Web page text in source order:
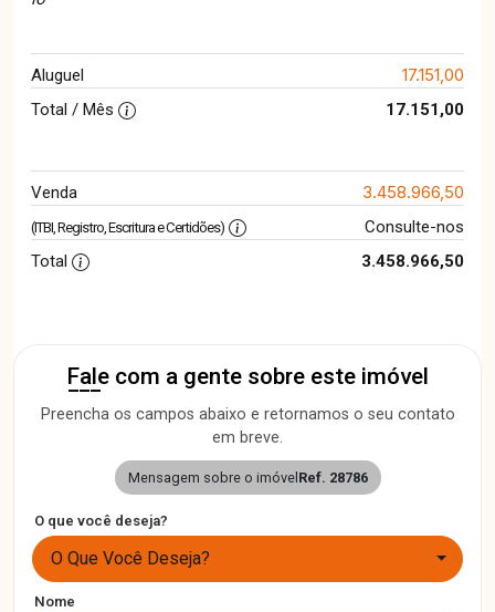
Aluguel 17.151,00
Total / Mês 17.151,00
Venda 3.458.966,50
(ITBI, Registro, Escritura e Certidões)
Consulte-nos
Total
3.458.966,50
Fale com a gente sobre este imóvel
Preencha os campos abaixo e retornamos o seu contato
em breve.
Mensagem sobre o imóvel Ref. 28786
O que você deseja?
O Que Você Deseja?
Nome